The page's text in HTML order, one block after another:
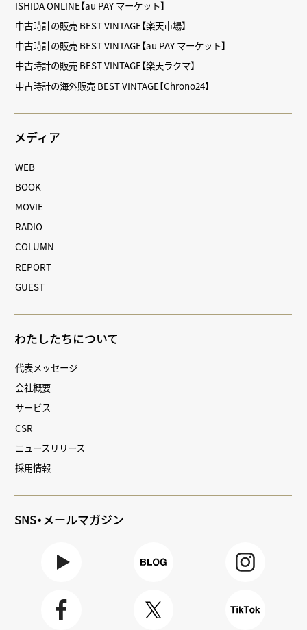
ISHIDA ONLINE【au PAY マーケット】
中古時計の販売 BEST VINTAGE【楽天市場】
中古時計の販売 BEST VINTAGE【au PAY マーケット】
中古時計の販売 BEST VINTAGE【楽天ラクマ】
中古時計の海外販売 BEST VINTAGE【Chrono24】
メディア
WEB
BOOK
MOVIE
RADIO
COLUMN
REPORT
GUEST
わたしたちについて
代表メッセージ
会社概要
サービス
CSR
ニュースリリース
採用情報
SNS・メールマガジン